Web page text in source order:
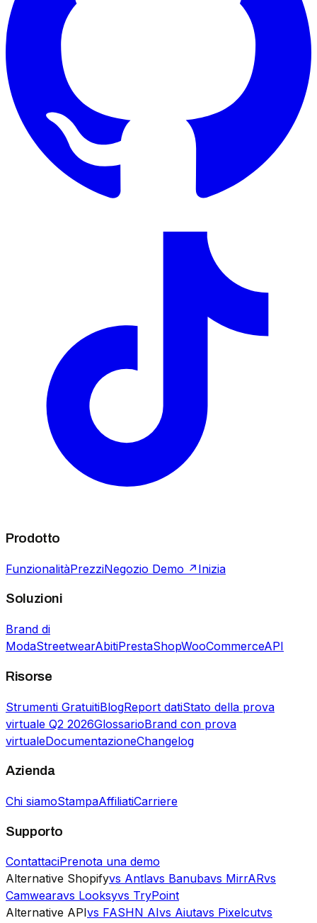
Prodotto
FunzionalitàPrezziNegozio Demo ↗ Inizia
Soluzioni
Brand di
ModaStreetwearAbitiPrestaShopWooCommerceAPI
Risorse
Strumenti GratuitiBlogReport datiStato della prova
virtuale Q2 2026GlossarioBrand con prova
virtualeDocumentazioneChangelog
Azienda
Chi siamoStampaAffiliatiCarriere
Supporto
ContattaciPrenota una demo
Alternative Shopifyvs Antlavs Banubavs MirrARvs
Camwearavs Looksyvs TryPoint
Alternative APIvs FASHN AIvs Aiutavs Pixelcutvs